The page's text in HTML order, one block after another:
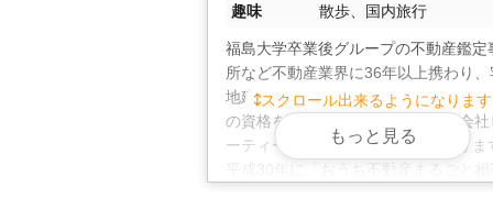
趣味
散歩、国内旅行
福島大学卒業後グループの不動産鑑定
所など不動産業界に36年以上携わり、
地建物取引士、測量士補、遺品整理士
の資格を取得、平成24年より株式会社
ーティーアールの代表を務めておりま
平成30年に「おうち不動産まるごと相
スクロール出来るようになります
もっと見る